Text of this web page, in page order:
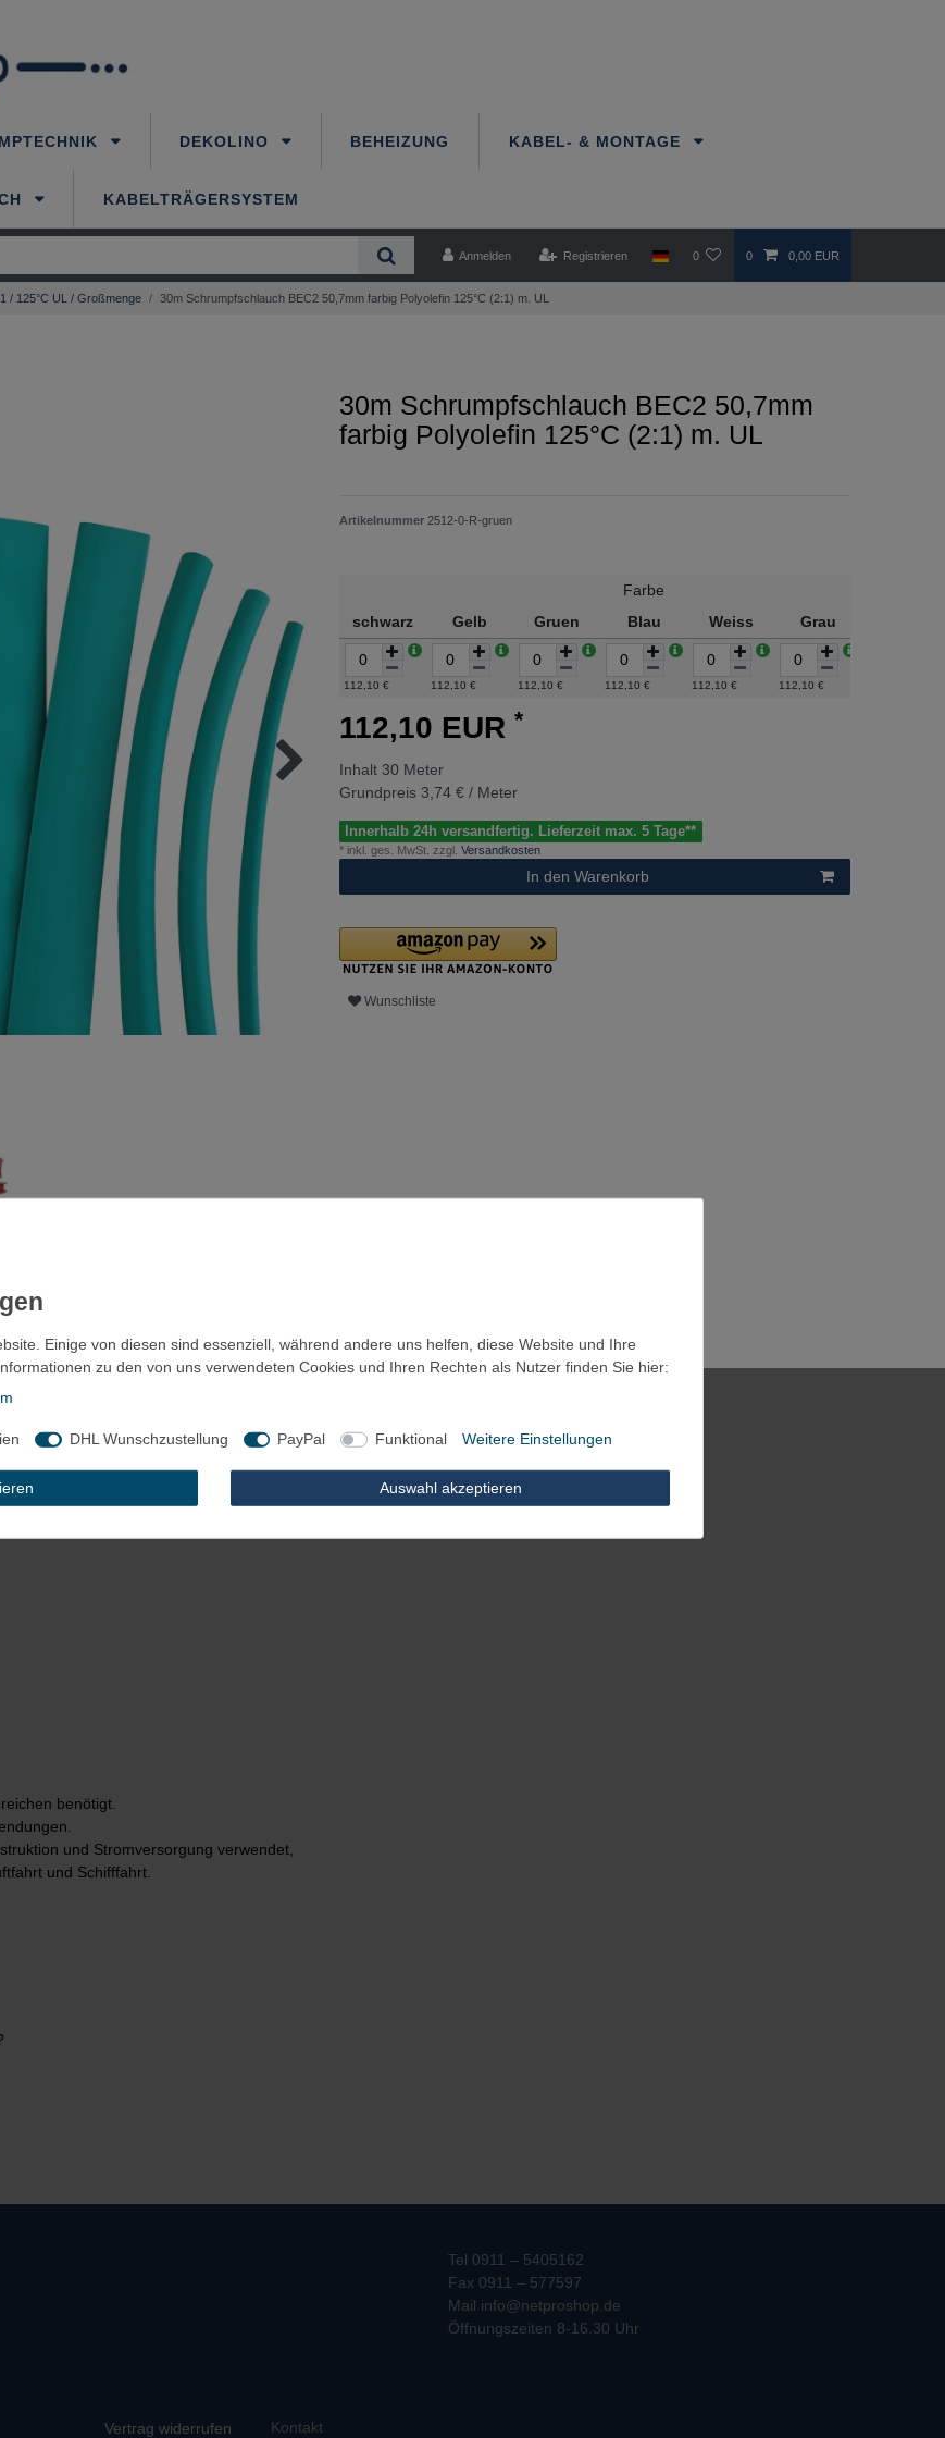
DEKOLINO BEHEIZUNG KABEL- & MONTAGE
KABELTRÄGERSYSTEM
Anmelden Registrieren 0 0 0,00 EUR
/ 125°C UL / Großmenge 30m Schrumpfschlauch BEC2 50,7mm farbig Polyolefin 125°C (2:1) m. UL
Fragen? Zubehör
125°C UL zert.
1,1mm
benötigt.
und Stromversorgung verwendet,
und Schifffahrt.
30m Schrumpfschlauch BEC2 50,7mm
farbig Polyolefin 125°C (2:1) m. UL
Artikelnummer 2512-0-R-gruen
Farbe
schwarz
Gelb Gruen Blau Weiss Grau
112,10 € 112,10 € 112,10 € 112,10 € 112,10 € 112,10 €
112,10 EUR *
Inhalt 30 Meter
Grundpreis 3,74 € / Meter
Innerhalb 24h versandfertig. Lieferzeit max. 5 Tage**
* inkl. ges. MwSt. zzgl. Versandkosten
In den Warenkorb
Wunschliste
Tel 0911 – 5405162
Fax 0911 – 577597
Mail info@netproshop.de
Öffnungszeiten 8-16.30 Uhr
Vertrag widerrufen Kontakt
Einige von diesen sind essenziell, während andere uns helfen, diese Website und Ihre
zu den von uns verwendeten Cookies und Ihren Rechten als Nutzer finden Sie hier:
DHL Wunschzustellung PayPal Funktional Weitere Einstellungen
Auswahl akzeptieren